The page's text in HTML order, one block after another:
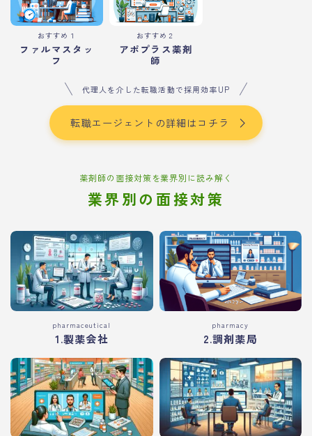
おすすめ１
ファルマスタッ
フ
おすすめ２
アポプラス薬剤
師
代理人を介した転職活動で採用効率UP
転職エージェントの詳細はコチラ
薬剤師の面接対策を業界別に読み解く
業界別の面接対策
pharmaceutical
1.製薬会社
pharmacy
2.調剤薬局